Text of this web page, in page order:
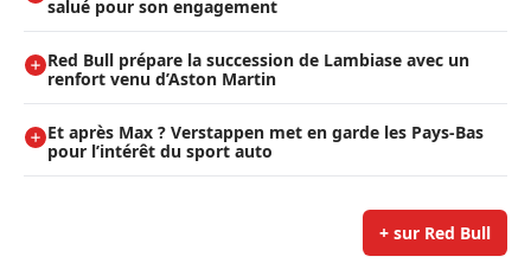
salué pour son engagement
Red Bull prépare la succession de Lambiase avec un
renfort venu d’Aston Martin
Et après Max ? Verstappen met en garde les Pays-Bas
pour l’intérêt du sport auto
+ sur Red Bull